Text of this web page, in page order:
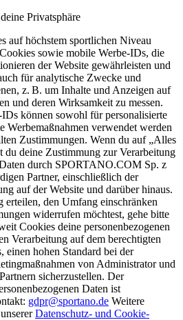
Privatsphäre
auf höchstem sportlichen Niveau
sowie mobile Werbe-IDs, die
der Website gewährleisten und
für analytische Zwecke und
z. B. um Inhalte und Anzeigen auf
und deren Wirksamkeit zu messen.
können sowohl für personalisierte
Werbemaßnahmen verwendet werden
Zustimmungen. Wenn du auf „Alles
du deine Zustimmung zur Verarbeitung
durch SPORTANO.COM Sp. z
Partner, einschließlich der
auf der Website und darüber hinaus.
erteilen, den Umfang einschränken
widerrufen möchtest, gehe bitte
Cookies deine personenbezogenen
Verarbeitung auf dem berechtigten
einen hohen Standard bei der
von Administrator und
sicherzustellen. Der
Daten ist
gdpr@sportano.de Weitere
Datenschutz- und Cookie-